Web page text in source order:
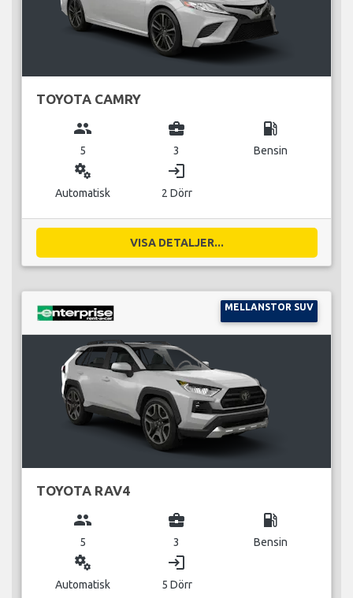
TOYOTA CAMRY
group
5
business_center
3
local_gas_station
Bensin
miscellaneous_services
Automatisk
login
2 Dörr
VISA DETALJER...
MELLANSTOR SUV
TOYOTA RAV4
group
5
business_center
3
local_gas_station
Bensin
miscellaneous_services
Automatisk
login
5 Dörr